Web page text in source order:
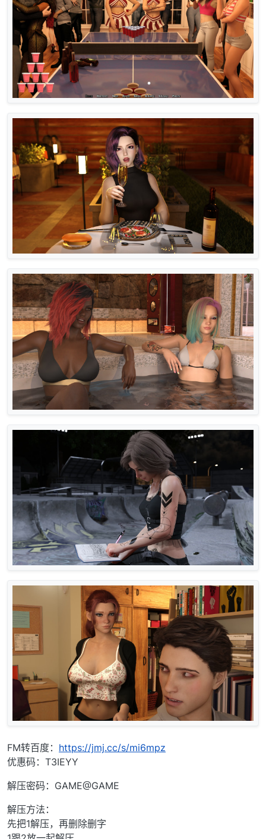
FM转百度： https://jmj.cc/s/mi6mpz
优惠码：T3IEYY
解压密码：GAME@GAME
解压方法：
先把1解压，再删除删字